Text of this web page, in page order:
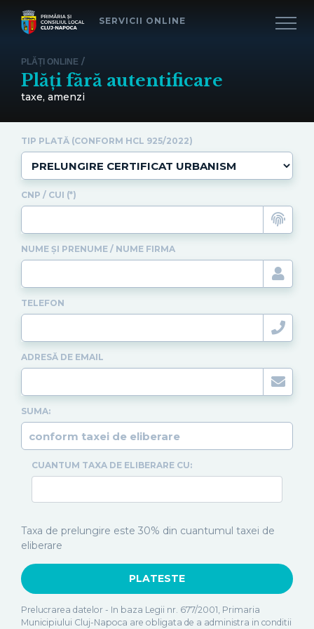
SERVICII ONLINE
PLĂȚI ONLINE /
Plăți fără autentificare
taxe, amenzi
TIP PLATĂ (CONFORM HCL 925/2022)
CNP / CUI (*)
NUME ȘI PRENUME / NUME FIRMA
TELEFON
ADRESĂ DE EMAIL
SUMA:
CUANTUM TAXA DE ELIBERARE CU:
Taxa de prelungire este 30% din cuantumul taxei de
eliberare
Prelucrarea datelor - In baza Legii nr. 677/2001, Primaria
Municipiului Cluj-Napoca are obligata de a administra in conditii